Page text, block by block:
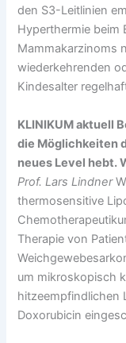
den S3-Leitlinien
Hyperthermie beim
Mammakarzinoms
wiederkehrenden
Kindesalter
KLINIKUM aktuell
die Möglichkeiten
neues Level hebt.
Prof. Lars Lindner
thermosensitive
Therapie von
um mikroskopisch
hitzeempfindlichen
Doxorubicin